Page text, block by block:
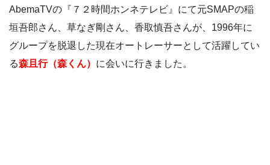
AbemaTVの『７２時間ホンネテレビ』にて元SMAPの稲
垣吾郎さん、草なぎ剛さん、香取慎吾さんが、1996年に
グループを脱退した現在オートレーサーとして活躍してい
る森且行（森くん） に会いに行きました。